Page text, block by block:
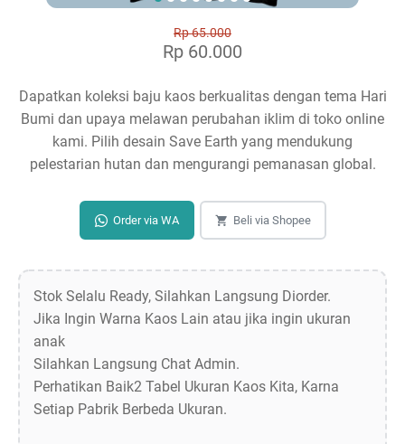
Rp 65.000
Rp 60.000
Dapatkan koleksi baju kaos berkualitas dengan tema Hari
Bumi dan upaya melawan perubahan iklim di toko online
kami. Pilih desain Save Earth yang mendukung
pelestarian hutan dan mengurangi pemanasan global.
Order via WA Beli via Shopee
Stok Selalu Ready, Silahkan Langsung Diorder.
Jika Ingin Warna Kaos Lain atau jika ingin ukuran
anak
Silahkan Langsung Chat Admin.
Perhatikan Baik2 Tabel Ukuran Kaos Kita, Karna
Setiap Pabrik Berbeda Ukuran.